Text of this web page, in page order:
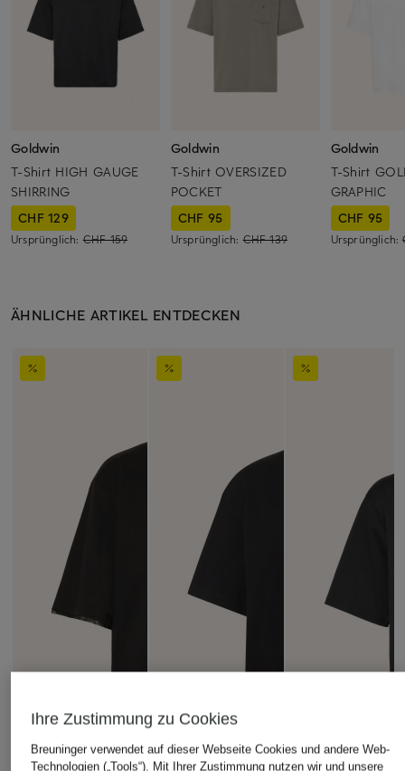
Goldwin
T-Shirt HIGH GAUGE
SHIRRING
CHF 129
Ursprünglich: CHF 159
Goldwin
T-Shirt OVERSIZED
POCKET
CHF 95
Ursprünglich:CHF 139
Goldwin
T-Shirt
GRAPHIC
CHF 95
Ursprünglich:
ÄHNLICHE ARTIKEL ENTDECKEN
Ihre Zustimmung zu Cookies
Breuninger verwendet auf dieser Webseite Cookies und andere Web-
Technologien („Tools“). Mit Ihrer Zustimmung nutzen wir und unsere